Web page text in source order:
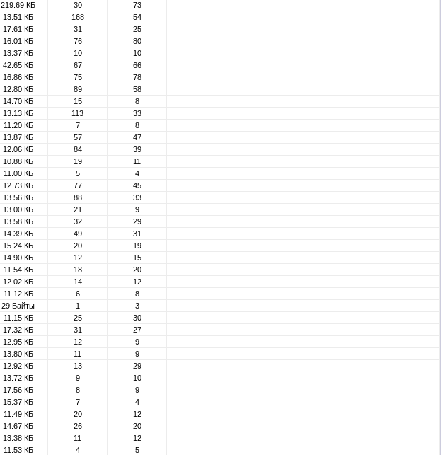
219.69 КБ 30
73
13.51 КБ 168
54
17.61 КБ 31
25
16.01 КБ 76
80
13.37 КБ 10
10
42.65 КБ 67
66
16.86 КБ 75
78
12.80 КБ 89
58
14.70 КБ 15
8
13.13 КБ 113
33
11.20 КБ 7
8
13.87 КБ 57
47
12.06 КБ 84
39
10.88 КБ 19
11
11.00 КБ 5
4
12.73 КБ 77
45
13.56 КБ 88
33
13.00 КБ 21
9
13.58 КБ 32
29
14.39 КБ 49
31
15.24 КБ 20
19
14.90 КБ 12
15
11.54 КБ 18
20
12.02 КБ 14
12
11.12 КБ 6
8
29 Байты 1
3
11.15 КБ 25
30
17.32 КБ 31
27
12.95 КБ 12
9
13.80 КБ 11
9
12.92 КБ 13
29
13.72 КБ 9
10
17.56 КБ 8
9
15.37 КБ 7
4
11.49 КБ 20
12
14.67 КБ 26
20
13.38 КБ 11
12
11.53 КБ 4
5